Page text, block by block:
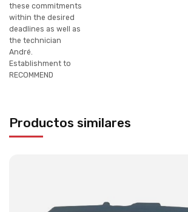
these commitments
within the desired
deadlines as well as
the technician
André.
Establishment to
RECOMMEND
Productos similares